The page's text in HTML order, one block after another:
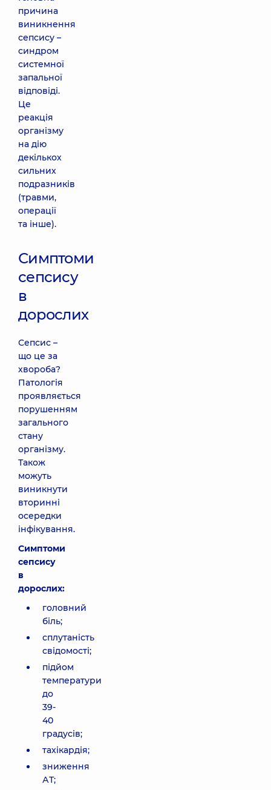
причина
виникнення
сепсису –
синдром
системної
запальної
відповіді.
Це
реакція
організму
на дію
декількох
сильних
подразників
(травми,
операції
та інше).
Симптоми
сепсису
в
дорослих
Сепсис –
що це за
хвороба?
Патологія
проявляється
порушенням
загального
стану
організму.
Також
можуть
виникнути
вторинні
осередки
інфікування.
Симптоми
сепсису
в
дорослих:
головний
біль;
сплутаність
свідомості;
підйом
температури
до
39-
40
градусів;
тахікардія;
зниження
АТ;